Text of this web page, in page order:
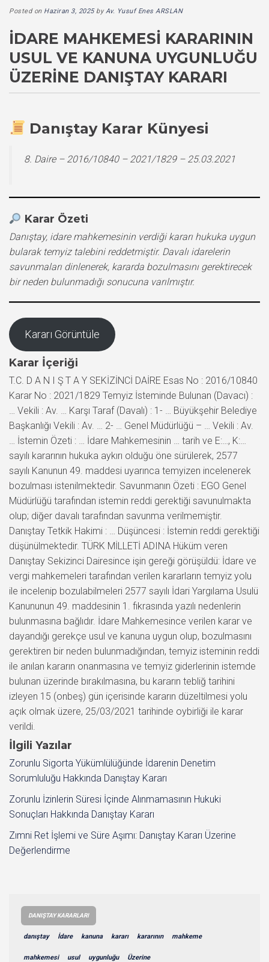
Posted on Haziran 3, 2025byAv. Yusuf Enes ARSLAN
İDARE MAHKEMESI KARARININ
USUL VE KANUNA UYGUNLUĞU
ÜZERINE DANIŞTAY KARARI
Danıştay Karar Künyesi
8. Daire – 2016/10840 – 2021/1829 – 25.03.2021
Karar Özeti
Danıştay, idare mahkemesinin verdiği kararı hukuka uygun
bularak temyiz talebini reddetmiştir. Davalı idarelerin
savunmaları dinlenerek, kararda bozulmasını gerektirecek
bir neden bulunmadığı sonucuna varılmıştır.
Kararı Görüntüle
Karar İçeriği
T.C. D A N I Ş T A Y SEKİZİNCİ DAİRE Esas No : 2016/10840
Karar No : 2021/1829 Temyiz İsteminde Bulunan (Davacı) :
… Vekili : Av. … Karşı Taraf (Davalı) : 1- … Büyükşehir Belediye
Başkanlığı Vekili : Av. … 2- … Genel Müdürlüğü – … Vekili : Av.
… İstemin Özeti : … İdare Mahkemesinin … tarih ve E:…, K:…
sayılı kararının hukuka aykırı olduğu öne sürülerek, 2577
sayılı Kanunun 49. maddesi uyarınca temyizen incelenerek
bozulması istenilmektedir. Savunmanın Özeti : EGO Genel
Müdürlüğü tarafından istemin reddi gerektiği savunulmakta
olup; diğer davalı tarafından savunma verilmemiştir.
Danıştay Tetkik Hakimi : … Düşüncesi : İstemin reddi gerektiği
düşünülmektedir. TÜRK MİLLETİ ADINA Hüküm veren
Danıştay Sekizinci Dairesince işin gereği görüşüldü: İdare ve
vergi mahkemeleri tarafından verilen kararların temyiz yolu
ile incelenip bozulabilmeleri 2577 sayılı İdari Yargılama Usulü
Kanununun 49. maddesinin 1. fıkrasında yazılı nedenlerin
bulunmasına bağlıdır. İdare Mahkemesince verilen karar ve
dayandığı gerekçe usul ve kanuna uygun olup, bozulmasını
gerektiren bir neden bulunmadığından, temyiz isteminin reddi
ile anılan kararın onanmasına ve temyiz giderlerinin istemde
bulunan üzerinde bırakılmasına, bu kararın tebliğ tarihini
izleyen 15 (onbeş) gün içerisinde kararın düzeltilmesi yolu
açık olmak üzere, 25/03/2021 tarihinde oybirliği ile karar
verildi.
İlgili Yazılar
Zorunlu Sigorta Yükümlülüğünde İdarenin Denetim
Sorumluluğu Hakkında Danıştay Kararı
Zorunlu İzinlerin Süresi İçinde Alınmamasının Hukuki
Sonuçları Hakkında Danıştay Kararı
Zımni Ret İşlemi ve Süre Aşımı: Danıştay Kararı Üzerine
Değerlendirme
DANIŞTAY KARARLARI
danıştay İdare kanuna kararı kararının mahkeme
mahkemesi usul uygunluğu Üzerine